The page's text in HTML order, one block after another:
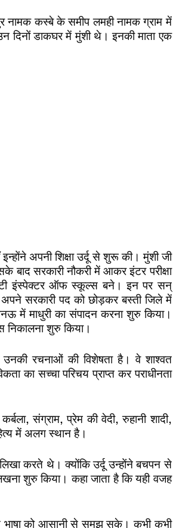
नामक कस्बे के समीप लमही नामक ग्राम में
दिनों डाकघर में मुंशी थे। इनकी माता एक
अपनी शिक्षा उर्दू से शुरू की। मुंशी जी
सरकारी नौकरी में आकर इंटर परीक्षा
इंस्पेक्टर ऑफ स्कूल्स बने। इन पर सन्
सरकारी पद को छोड़कर बस्ती जिले में
में माधुरी का संपादन करना शुरु किया।
शुरु किया।
उनकी रचनाओं की विशेषता है। वे शाश्वत
का सच्चा परिचय प्राप्त कर पराधीनता
संग्राम, प्रेम की वेदी, रुहानी शादी,
में अलग स्थान है।
करते थे। क्योंकि उर्दू उन्होंने बचपन से
शुरु किया। कहा जाता है कि यही वजह
भाषा को आसानी से समझ सके। कभी कभी